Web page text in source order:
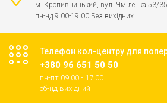
м. Кропивницький, вул. Чміленка 53/35
пн-нд 9.00-19.00 Без вихідних
Телефон кол-центру для
+380 96 651 50 50
пн-пт 09:00 - 17:00
cб-нд вихідний